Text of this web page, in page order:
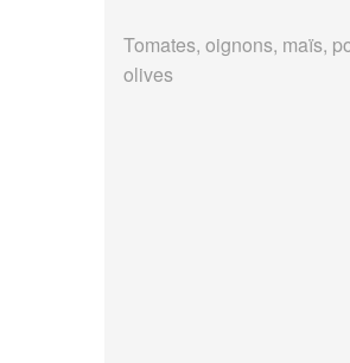
Tomates, oignons, maïs,
olives